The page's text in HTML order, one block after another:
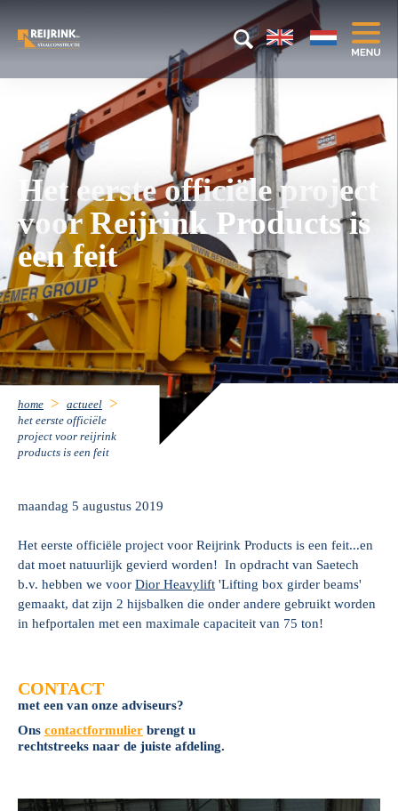
Het eerste officiële project
voor Reijrink Products is
een feit
home
actueel
het eerste officiële
project voor reijrink
products is een feit
maandag 5 augustus 2019
Het eerste officiële project voor Reijrink Products is een feit...en
dat moet natuurlijk gevierd worden! In opdracht van Saetech
b.v. hebben we voor Dior Heavylift 'Lifting box girder beams'
gemaakt, dat zijn 2 hijsbalken die onder andere gebruikt worden
in hefportalen met een maximale capaciteit van 75 ton!
CONTACT
met een van onze adviseurs?
Ons contactformulier brengt u
rechtstreeks naar de juiste afdeling.